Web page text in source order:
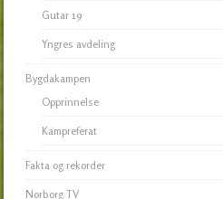
Gutar 19
Yngres avdeling
Bygdakampen
Opprinnelse
Kampreferat
Fakta og rekorder
Norborg TV